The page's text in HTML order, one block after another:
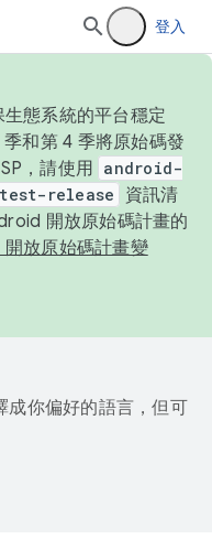
登入
態系統的平台穩定
和第 4 季將原始碼發
，請使用 android-
release
資訊清
開放原始碼計畫的
放原始碼計畫變
你偏好的語言，但可